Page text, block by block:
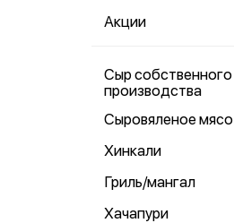
Акции
Сыр собственного
производства
Сыровяленое мясо
Хинкали
Гриль/мангал
Хачапури